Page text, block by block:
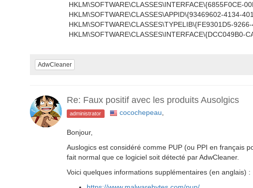
HKLM\SOFTWARE\CLASSES\INTERFACE\{6855F0CE-
HKLM\SOFTWARE\CLASSES\APPID\{93469602-4134-
HKLM\SOFTWARE\CLASSES\TYPELIB\{FE9301D5-
HKLM\SOFTWARE\CLASSES\INTERFACE\{DCC049B0-
AdwCleaner
Re: Faux positif avec les produits Ausolgics
administrator cocochepeau,
Bonjour,
Auslogics est considéré comme PUP (ou PPI en français
fait normal que ce logiciel soit détecté par AdwCleaner.
Voici quelques informations supplémentaires (en anglais) :